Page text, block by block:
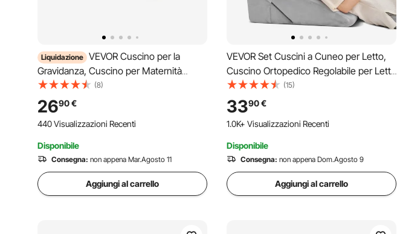
Liquidazione VEVOR Cuscino per la
Gravidanza, Cuscino per Maternità
Forma Regolabile per Tutto il Corpo per
Donne Incinte, Supporto per la
Gravidanza Morbido Traspirante con
Fodera Rimovibile e Lavabile
(8)
2690€
440 Visualizzazioni Recenti
Disponibile
Consegna: non appena Mar.Agosto 11
Aggiungi al carrello
VEVOR Set Cuscini a Cuneo per Letto,
Cuscino Ortopedico Regolabile per Letto
Imbottitura in Schiuma ad Alta Densità
25D Fodera Lavabile, Cuscini Comodi
(15)
3390€
1.0K+ Visualizzazioni Recenti
Disponibile
Consegna: non appena Dom.Agosto 9
Aggiungi al carrello